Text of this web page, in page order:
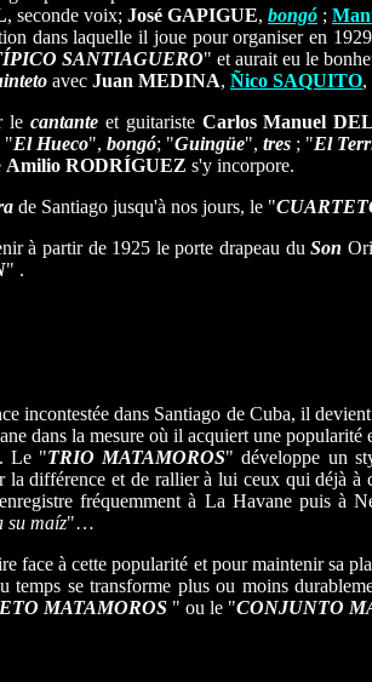
, seconde voix; José GAPIGUE, bongó ;
dans laquelle il joue pour organiser en
SANTIAGUERO" et aurait eu le
avec Juan MEDINA, Ñico SAQUITO,
le cantanteet guitariste Carlos Manuel
"El Hueco", bongó; "Guingüe", tres ; "El
Amilio RODRÍGUEZ s'y incorpore.
de Santiago jusqu'à nos jours, le "
à partir de 1925 le porte drapeau duSon
" .
incontestée dans Santiago de Cuba, il
dans la mesure où il acquiert une popularité
Le "TRIO MATAMOROS" développe un
la différence et de rallier à lui ceux qui déjà à
fréquemment à La Havane puis à
su maíz"…
face à cette popularité et pour maintenir sa
temps se transforme plus ou moins
MATAMOROS " ou le "CONJUNTO